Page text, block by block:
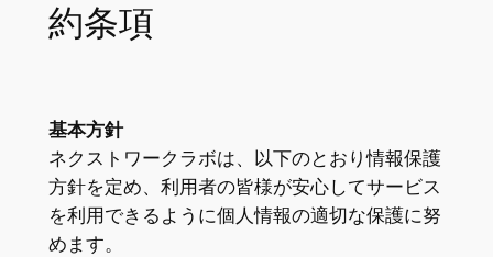
約条項
基本方針
ネクストワークラボは、以下のとおり情報保護
方針を定め、利用者の皆様が安心してサービス
を利用できるように個人情報の適切な保護に努
めます。